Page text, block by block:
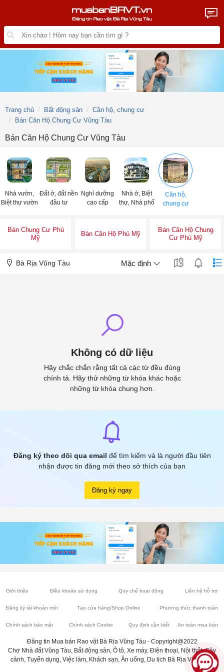
Trang chủ Bất động sản
Căn hộ, chung cư
Bán Căn Hộ Chung Cư Vũng Tàu
Bán Căn Hộ Chung Cư Vũng Tàu
Nhà vườn,
Biệt thự vườn
Đất ở, đất nền
đầu tư
Nghỉ dưỡng
cao cấp
Nhà ở, Biệt
thự, Nhà phố
Căn hộ,
chung cư
Bán Chung Cư Phú
Mỹ
Bán Căn Hộ Phú Mỹ
Bán Căn Hộ Chung
Cư Phú Mỹ
Bà Rịa Vũng Tàu Mặc định
Không có dữ liệu
Hãy chắc chắn rằng tất cả các từ đều đúng
chính tả. Hãy thử những từ khóa khác hoặc
những từ khóa chung hơn.
Đăng ký theo dõi qua email để tìm kiếm và là người đầu tiên
nhận được tin đăng mới theo sở thích của bạn
Đăng ký ngay
Giới thiệu Điều khoản sử dụng Quy chế hoạt động Liên hệ hỗ trợ
Đăng ký tài khoản mới Tạo cửa hàng/Shop Online Phương thức thanh toán
Chính sách bảo mật Chính sách Cookie Quy định cần biết An toàn mua bán
Đăng tin Mua bán Rao vặt Bà Rịa Vũng Tàu - Copyright@2022
Chợ Nhà đất Vũng Tàu, Bất động sản, Ô tô, Xe máy, Điện thoại, Nội thất, Cây
cảnh, Tuyển dụng, Việc làm, Khách sạn, Ăn uống, Du lịch Bà Rịa Vũng Tàu